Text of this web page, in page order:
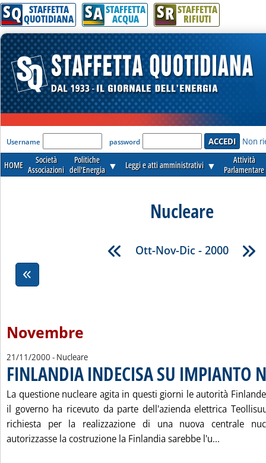
SQ STAFFETTA
QUOTIDIANA SA STAFFETTA
ACQUA SR STAFFETTA
RIFIUTI
'Modulo Login per accedere'
Username password Non
HOME
Società
Associazioni
Politiche
dell'Energia ▼ Leggi e atti amministrativi ▼
Attività
Parlamentare
Nucleare
Ott-Nov-Dic - 2000
Novembre
21/11/2000 - Nucleare
FINLANDIA INDECISA SU IMPIANTO
La questione nucleare agita in questi giorni le autorità
il governo ha ricevuto da parte dell'azienda elettrica
richiesta per la realizzazione di una nuova centrale
autorizzasse la costruzione la Finlandia sarebbe l'u...